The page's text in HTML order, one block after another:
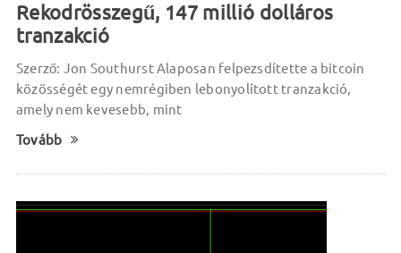
Rekodrösszegű, 147 millió dolláros
tranzakció
Szerző: Jon Southurst Alaposan felpezsdítette a bitcoin
közösségét egy nemrégiben lebonyolított tranzakció,
amely nem kevesebb, mint
Tovább